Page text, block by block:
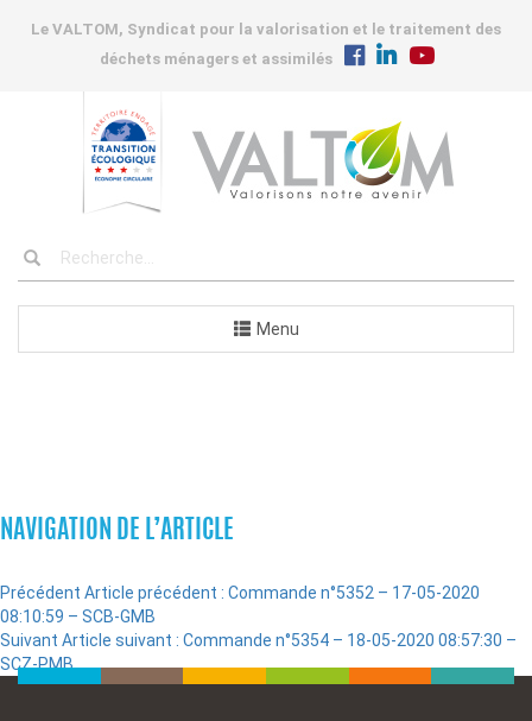
Le VALTOM, Syndicat pour la valorisation et le traitement des
déchets ménagers et assimilés
Menu
NAVIGATION DE L’ARTICLE
Précédent Article précédent : Commande n°5352 – 17-05-2020
08:10:59 – SCB-GMB
Suivant Article suivant : Commande n°5354 – 18-05-2020 08:57:30 –
SCZ-PMB